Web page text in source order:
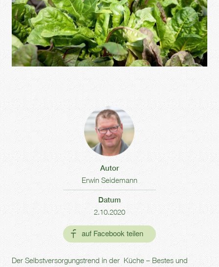
Der Selbstversorgungstrend in der Küche – Bestes und
Autor
Erwin Seidemann
Datum
2.10.2020